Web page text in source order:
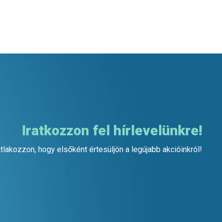
Iratkozzon fel hírlevelünkre!
hogy elsőként értesüljön a legújabb akcióinkról!